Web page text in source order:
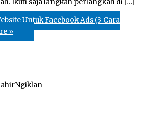
Ikuti saja langkah perlangkah di […]
Untuk Facebook Ads (3 Cara
»